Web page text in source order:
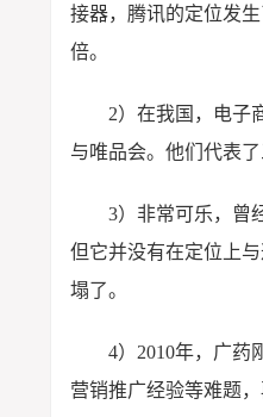
接器，腾讯的定位发
倍。
2）在我国，电子
与唯品会。他们代表
3）非常可乐，曾
但它并没有在定位上
塌了。
4）2010年，广药
营销推广经验等难题